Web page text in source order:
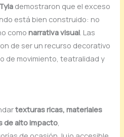
Tyla demostraron que el exceso
está bien construido: no
comonarrativa visual . Las
de ser un recurso decorativo
de movimiento, teatralidad y
texturas ricas, materiales
de alto impacto,